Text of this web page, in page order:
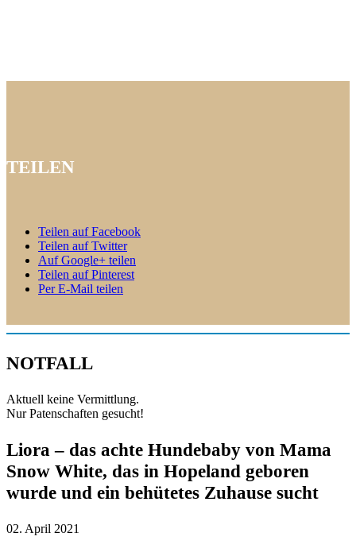
TEILEN
Teilen auf Facebook
Teilen auf Twitter
Auf Google+ teilen
Teilen auf Pinterest
Per E-Mail teilen
NOTFALL
Aktuell keine Vermittlung.
Nur Patenschaften gesucht!
Liora – das achte Hundebaby von Mama
Snow White, das in Hopeland geboren
wurde und ein behütetes Zuhause sucht
02. April 2021